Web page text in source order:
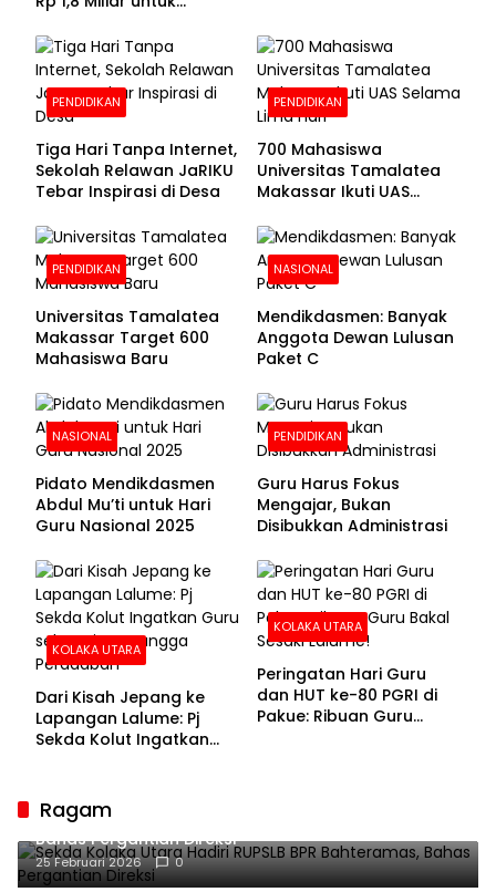
Pendaftaran Segera
Dibuka
PENDIDIKAN
Tiga Hari Tanpa Internet,
Sekolah Relawan JaRIKU
Tebar Inspirasi di Desa
PENDIDIKAN
700 Mahasiswa
Universitas Tamalatea
Makassar Ikuti UAS
PENDIDIKAN
Universitas Tamalatea
Makassar Target 600
Mahasiswa Baru
NASIONAL
Mendikdasmen: Banyak
Anggota Dewan Lulusan
Paket C
NASIONAL
Pidato Mendikdasmen
Abdul Mu’ti untuk Hari
Guru Nasional 2025
PENDIDIKAN
Guru Harus Fokus
Mengajar, Bukan
Disibukkan Administrasi
KOLAKA UTARA
Dari Kisah Jepang ke
Lapangan Lalume: Pj
Sekda Kolut Ingatkan
KOLAKA UTARA
Peringatan Hari Guru
dan HUT ke-80 PGRI di
Pakue: Ribuan Guru
Ragam
Sekda Kolaka Utara Hadiri RUPSLB BPR Bahteramas,
Bahas Pergantian Direksi
25 Februari 2026 0